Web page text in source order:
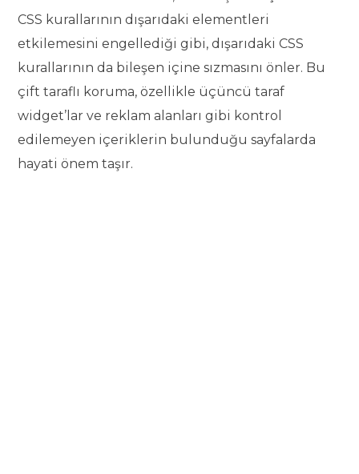
CSS kurallarının dışarıdaki elementleri
etkilemesini engellediği gibi, dışarıdaki CSS
kurallarının da bileşen içine sızmasını önler. Bu
çift taraflı koruma, özellikle üçüncü taraf
widget’lar ve reklam alanları gibi kontrol
edilemeyen içeriklerin bulunduğu sayfalarda
hayati önem taşır.